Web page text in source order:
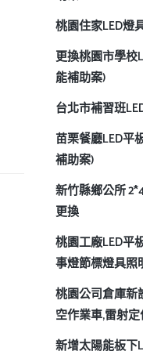
桃園住家LED燈
更換桃園市學校
能補助案)
台北市補習班
苗栗餐廳LED平
補助案)
新竹縣鄉公所
更換
桃園工廠LED
事燈節標燈具照
桃園公司倉庫新
空作業車,雷射
新增太陽能板下